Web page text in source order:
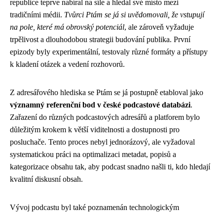
republice teprve nabíral na síle a hledal své místo mezi
tradičními médii. Tvůrci Ptám se já si uvědomovali, že vstupují
na pole, které má obrovský potenciál, ale zároveň vyžaduje
trpělivost a dlouhodobou strategii budování publika. První
epizody byly experimentální, testovaly různé formáty a přístupy
k kladení otázek a vedení rozhovorů.
Z adresářového hlediska se Ptám se já postupně etabloval jako
významný referenční bod v české podcastové databázi.
Zařazení do různých podcastových adresářů a platforem bylo
důležitým krokem k větší viditelnosti a dostupnosti pro
posluchače. Tento proces nebyl jednorázový, ale vyžadoval
systematickou práci na optimalizaci metadat, popisů a
kategorizace obsahu tak, aby podcast snadno našli ti, kdo hledají
kvalitní diskusní obsah.
Vývoj podcastu byl také poznamenán technologickým